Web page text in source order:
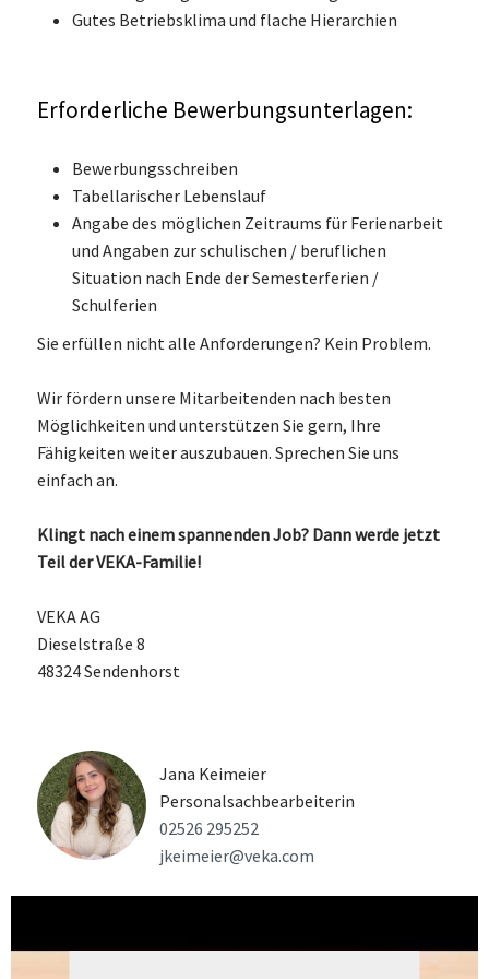
Gutes Betriebsklima und flache Hierarchien
Erforderliche Bewerbungsunterlagen:
Bewerbungsschreiben
Tabellarischer Lebenslauf
Angabe des möglichen Zeitraums für Ferienarbeit
und Angaben zur schulischen / beruflichen
Situation nach Ende der Semesterferien /
Schulferien
Sie erfüllen nicht alle Anforderungen? Kein Problem.
Wir fördern unsere Mitarbeitenden nach besten
Möglichkeiten und unterstützen Sie gern, Ihre
Fähigkeiten weiter auszubauen. Sprechen Sie uns
einfach an.
Klingt nach einem spannenden Job? Dann werde jetzt
Teil der VEKA-Familie!
VEKA AG
Dieselstraße 8
48324 Sendenhorst
Jana Keimeier
Personalsachbearbeiterin
02526 295252
jkeimeier@veka.com